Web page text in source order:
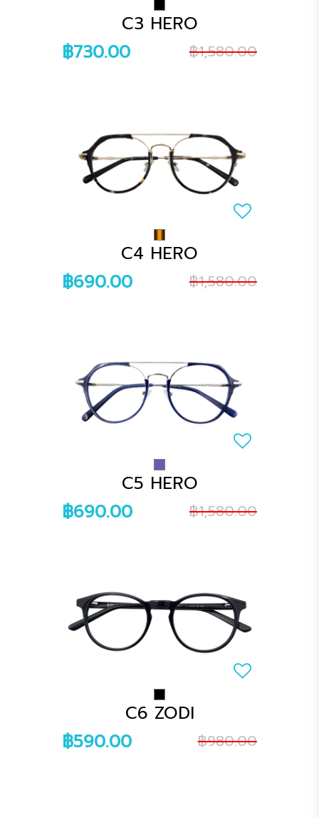
C3 HERO
฿730.00
฿1,580.00
C4 HERO
฿690.00
฿1,580.00
C5 HERO
฿690.00
฿1,580.00
C6 ZODI
฿590.00
฿980.00